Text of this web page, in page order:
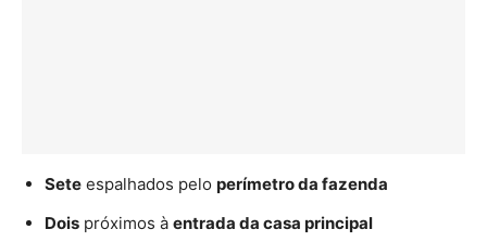
Sete espalhados pelo perímetro da fazenda
Dois próximos à entrada da casa principal